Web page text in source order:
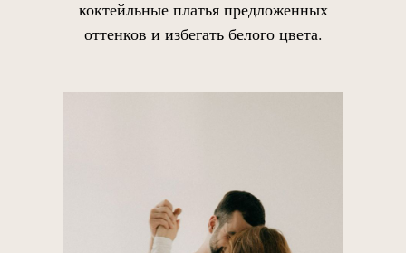
коктейльные платья предложенных
оттенков и избегать белого цвета.